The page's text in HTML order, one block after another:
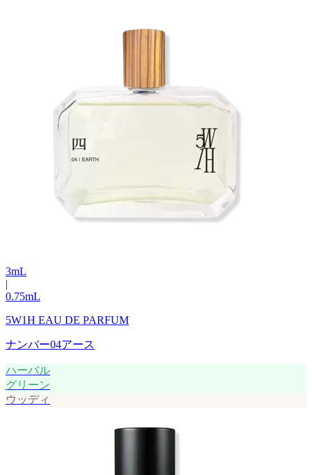
3mL
|
0.75mL
5W1H EAU DE PARFUM
ナンバー04アース
ハーバル
グリーン
ウッディ